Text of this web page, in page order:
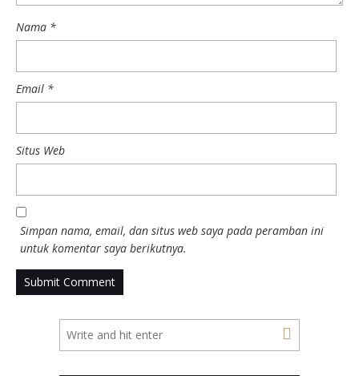
Nama *
Email *
Situs Web
Simpan nama, email, dan situs web saya pada peramban ini
untuk komentar saya berikutnya.